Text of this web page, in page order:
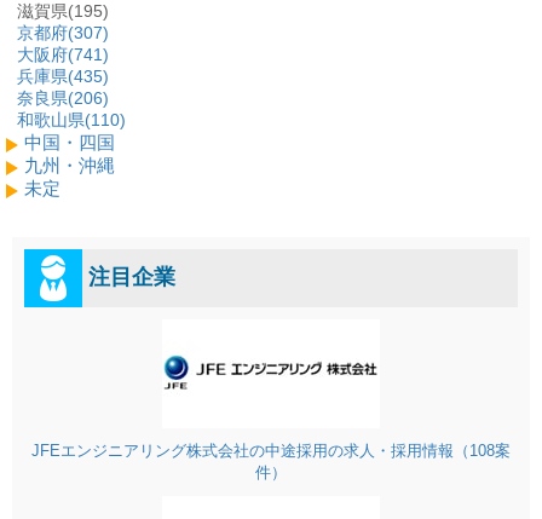
滋賀県(195)
京都府(307)
大阪府(741)
兵庫県(435)
奈良県(206)
和歌山県(110)
中国・四国
九州・沖縄
未定
注目企業
JFEエンジニアリング株式会社の中途採用の求人・採用情報（108案
件）